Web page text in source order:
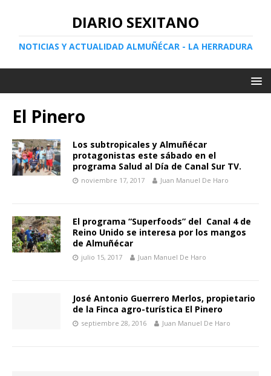
DIARIO SEXITANO
NOTICIAS Y ACTUALIDAD ALMUÑÉCAR - LA HERRADURA
El Pinero
Los subtropicales y Almuñécar
protagonistas este sábado en el
programa Salud al Día de Canal Sur TV.
noviembre 17, 2017 Juan Manuel De Haro
El programa “Superfoods” del Canal 4 de
Reino Unido se interesa por los mangos
de Almuñécar
julio 15, 2017 Juan Manuel De Haro
José Antonio Guerrero Merlos, propietario
de la Finca agro-turística El Pinero
septiembre 28, 2016 Juan Manuel De Haro